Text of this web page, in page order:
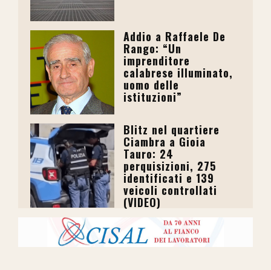
Addio a Raffaele De
Rango: “Un
imprenditore
calabrese illuminato,
uomo delle
istituzioni”
Blitz nel quartiere
Ciambra a Gioia
Tauro: 24
perquisizioni, 275
identificati e 139
veicoli controllati
(VIDEO)